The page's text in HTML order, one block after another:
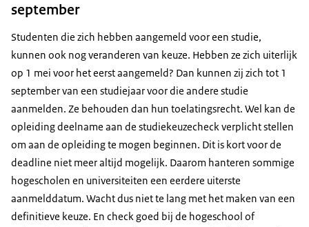
september
Studenten die zich hebben aangemeld voor een studie,
kunnen ook nog veranderen van keuze. Hebben ze zich uiterlijk
op 1 mei voor het eerst aangemeld? Dan kunnen zij zich tot 1
september van een studiejaar voor die andere studie
aanmelden. Ze behouden dan hun toelatingsrecht. Wel kan de
opleiding deelname aan de studiekeuzecheck verplicht stellen
om aan de opleiding te mogen beginnen. Dit is kort voor de
deadline niet meer altijd mogelijk. Daarom hanteren sommige
hogescholen en universiteiten een eerdere uiterste
aanmelddatum. Wacht dus niet te lang met het maken van een
definitieve keuze. En check goed bij de hogeschool of